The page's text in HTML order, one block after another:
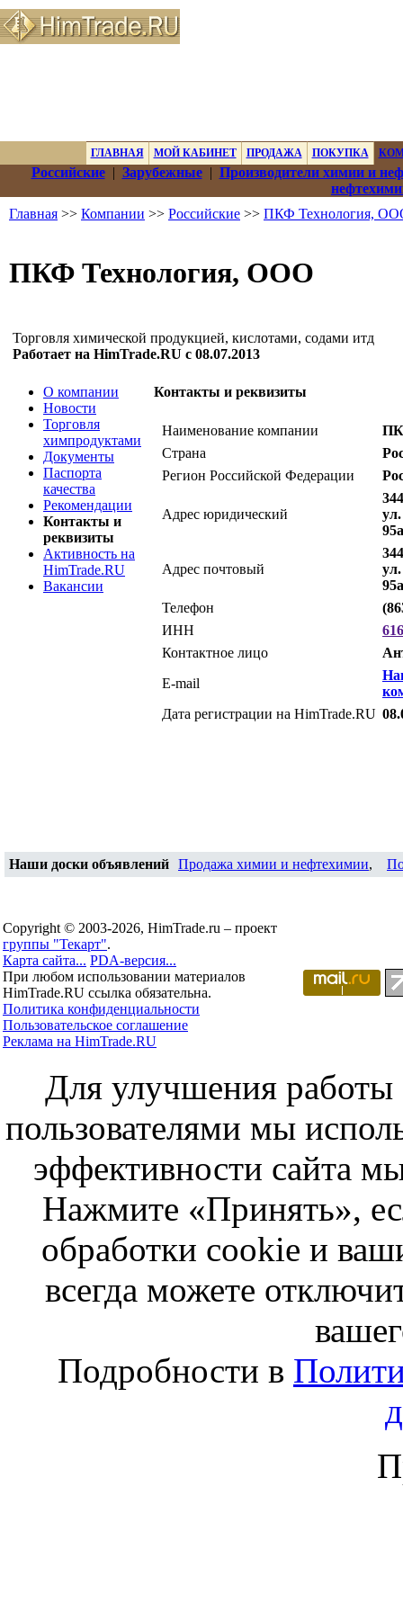
ГЛАВНАЯ МОЙ КАБИНЕТ ПРОДАЖА ПОКУПКА
Российские| Зарубежные| Производители химии и
Главная >> Компании >> Российские >> ПКФ Технология,
ПКФ Технология, ООО
Торговля химической продукцией, кислотами, содами итд
Работает на HimTrade.RU с 08.07.2013
О компании
Новости
Торговля
химпродуктами
Документы
Паспорта
качества
Рекомендации
Контакты и
реквизиты
Активность на
HimTrade.RU
Вакансии
Контакты и реквизиты
Наименование компании
Страна
Регион Российской Федерации
Адрес юридический
95а
Адрес почтовый
95а
Телефон
ИНН
Контактное лицо
E-mail
Дата регистрации на HimTrade.RU
Наши доски объявлений Продажа химии и нефтехимии,
Copyright © 2003-2026, HimTrade.ru – проект
группы "Текарт".
Карта сайта... PDA-версия...
При любом использовании материалов
HimTrade.RU ссылка обязательна.
Политика конфиденциальности
Пользовательское соглашение
Реклама на HimTrade.RU
Для улучшения работы
пользователями мы
эффективности сайта
Нажмите «Принять»,
обработки cookie и
всегда можете
Подробности в